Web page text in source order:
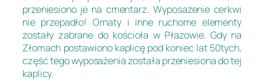
przeniesiono je na cmentarz. Wyposażenie cerkwi
nie przepadło! Ornaty i inne ruchome elementy
zostały zabrane do kościoła w Płazowie. Gdy na
Złomach postawiono kaplicę pod koniec lat 50tych,
część tego wyposażenia została przeniesiona do tej
kaplicy.